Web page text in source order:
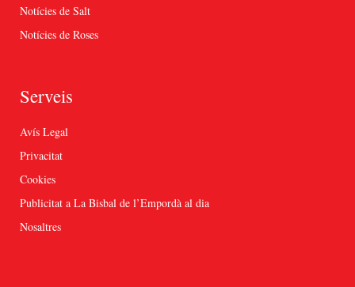
Notícies de Salt
Notícies de Roses
Serveis
Avís Legal
Privacitat
Cookies
Publicitat a La Bisbal de l’Empordà al dia
Nosaltres